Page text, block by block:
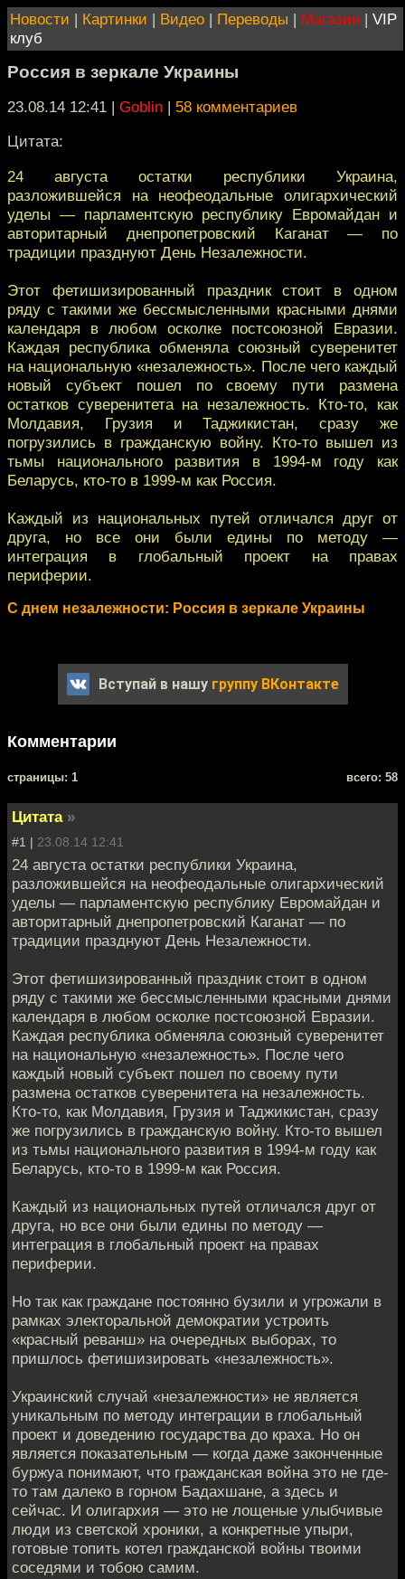
Новости | Картинки | Видео | Переводы | Магазин | VIP
клуб
Россия в зеркале Украины
23.08.14 12:41 | Goblin | 58 комментариев
Цитата:
24 августа остатки республики Украина,
разложившейся на неофеодальные олигархический
уделы — парламентскую республику Евромайдан и
авторитарный днепропетровский Каганат — по
традиции празднуют День Незалежности.
Этот фетишизированный праздник стоит в одном
ряду с такими же бессмысленными красными днями
календаря в любом осколке постсоюзной Евразии.
Каждая республика обменяла союзный суверенитет
на национальную «незалежность». После чего каждый
новый субъект пошел по своему пути размена
остатков суверенитета на незалежность. Кто-то, как
Молдавия, Грузия и Таджикистан, сразу же
погрузились в гражданскую войну. Кто-то вышел из
тьмы национального развития в 1994-м году как
Беларусь, кто-то в 1999-м как Россия.
Каждый из национальных путей отличался друг от
друга, но все они были едины по методу —
интеграция в глобальный проект на правах
периферии.
С днем незалежности: Россия в зеркале Украины
Вступай в нашу группу ВКонтакте
Комментарии
cтраницы: 1 всего: 58
Цитата »
#1 | 23.08.14 12:41
24 августа остатки республики Украина,
разложившейся на неофеодальные олигархический
уделы — парламентскую республику Евромайдан и
авторитарный днепропетровский Каганат — по
традиции празднуют День Незалежности.
Этот фетишизированный праздник стоит в одном
ряду с такими же бессмысленными красными днями
календаря в любом осколке постсоюзной Евразии.
Каждая республика обменяла союзный суверенитет
на национальную «незалежность». После чего
каждый новый субъект пошел по своему пути
размена остатков суверенитета на незалежность.
Кто-то, как Молдавия, Грузия и Таджикистан, сразу
же погрузились в гражданскую войну. Кто-то вышел
из тьмы национального развития в 1994-м году как
Беларусь, кто-то в 1999-м как Россия.
Каждый из национальных путей отличался друг от
друга, но все они были едины по методу —
интеграция в глобальный проект на правах
периферии.
Но так как граждане постоянно бузили и угрожали в
рамках электоральной демократии устроить
«красный реванш» на очередных выборах, то
пришлось фетишизировать «незалежность».
Украинский случай «незалежности» не является
уникальным по методу интеграции в глобальный
проект и доведению государства до краха. Но он
является показательным — когда даже законченные
буржуа понимают, что гражданская война это не где-
то там далеко в горном Бадахшане, а здесь и
сейчас. И олигархия — это не лощеные улыбчивые
люди из светской хроники, а конкретные упыри,
готовые топить котел гражданской войны твоими
соседями и тобою самим.